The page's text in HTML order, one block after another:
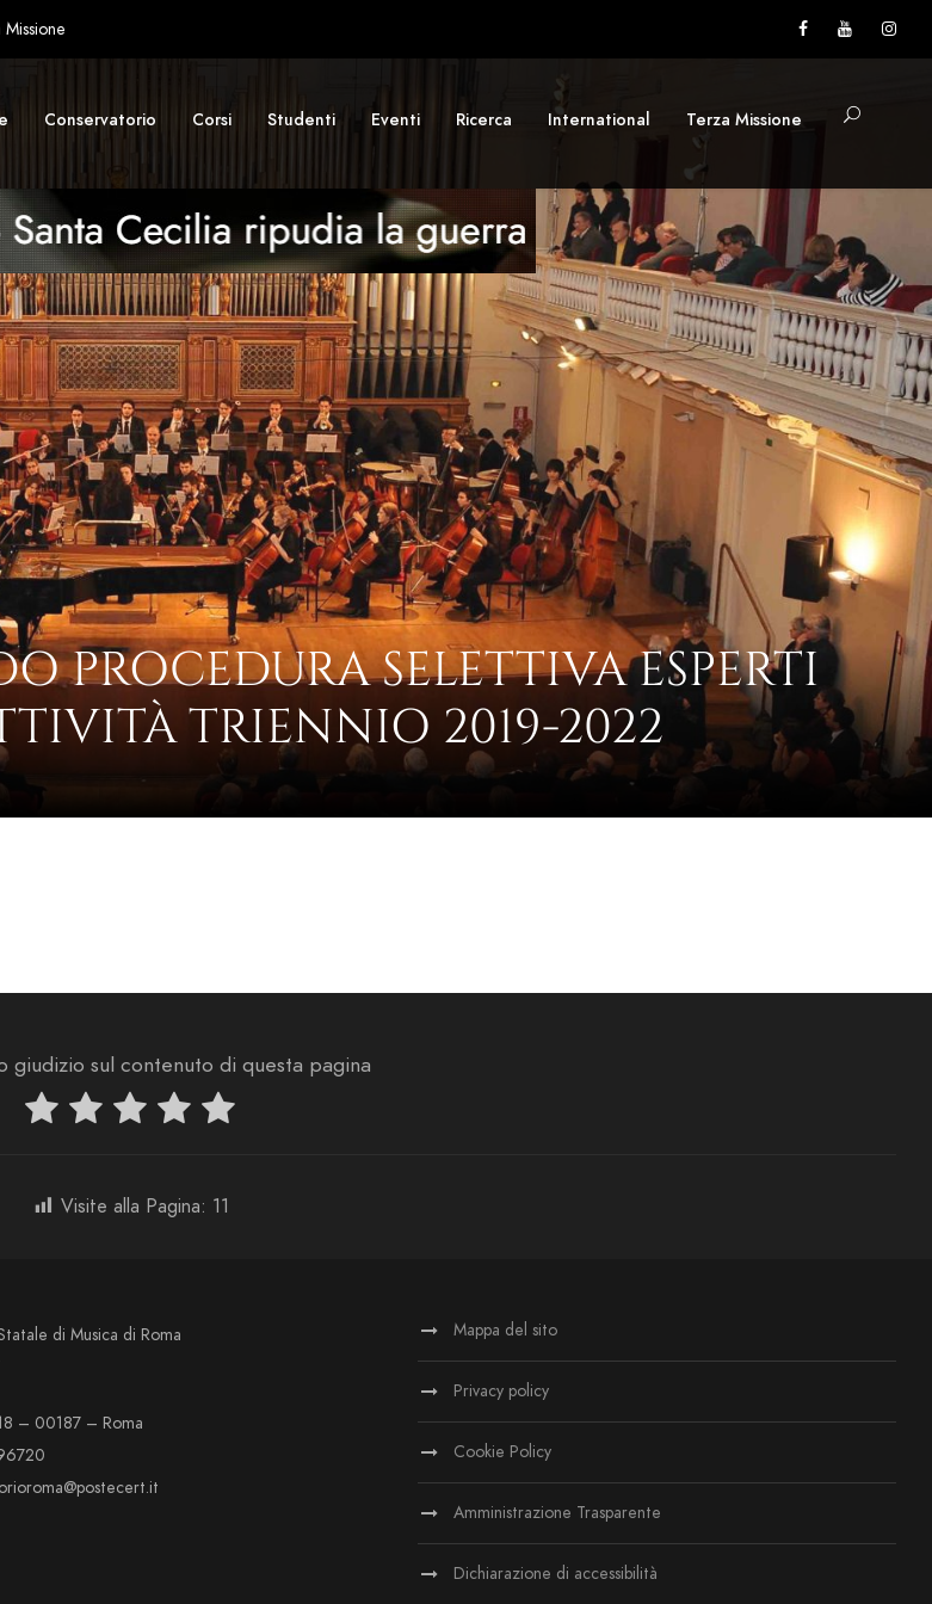
Missione
Conservatorio Corsi Studenti Eventi Ricerca International Terza Missione
PROCEDURA SELETTIVA ESPERTI
TRIENNIO 2019-2022
giudizio sul contenuto di questa pagina
Visite alla Pagina: 11
di Musica di Roma
– 00187 – Roma
Mappa del sito
Privacy policy
Cookie Policy
Amministrazione Trasparente
Dichiarazione di accessibilità